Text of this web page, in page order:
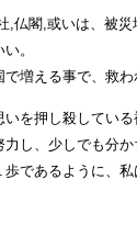
,仏閣,或いは、被
。
増える事で、救わ
を押し殺してい
し、少しでも分
であるように、私